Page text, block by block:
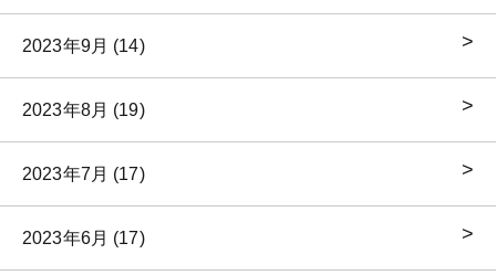
2023年9月 (14)
2023年8月 (19)
2023年7月 (17)
2023年6月 (17)